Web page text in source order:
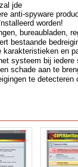
jde
anti-spyware
worden!
bureaubladen,
bestaande
karakteristieken en
systeem bij
schade aan te
te